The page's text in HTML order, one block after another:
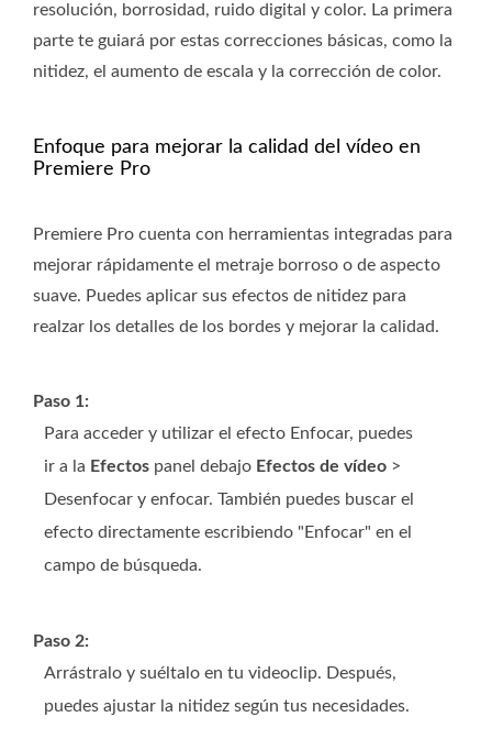
resolución, borrosidad, ruido digital y color. La primera
parte te guiará por estas correcciones básicas, como la
nitidez, el aumento de escala y la corrección de color.
Enfoque para mejorar la calidad del vídeo en
Premiere Pro
Premiere Pro cuenta con herramientas integradas para
mejorar rápidamente el metraje borroso o de aspecto
suave. Puedes aplicar sus efectos de nitidez para
realzar los detalles de los bordes y mejorar la calidad.
Paso 1:
Para acceder y utilizar el efecto Enfocar, puedes
ir a la Efectos panel debajo Efectos de vídeo >
Desenfocar y enfocar. También puedes buscar el
efecto directamente escribiendo "Enfocar" en el
campo de búsqueda.
Paso 2:
Arrástralo y suéltalo en tu videoclip. Después,
puedes ajustar la nitidez según tus necesidades.